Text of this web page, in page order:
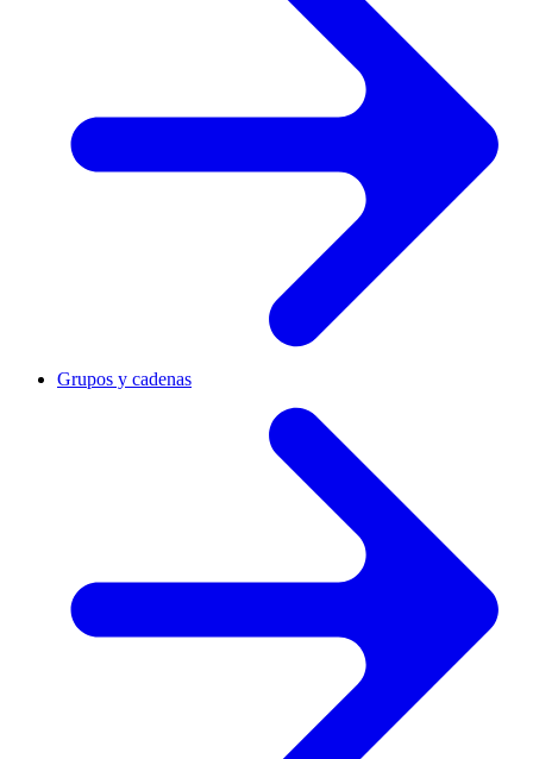
Grupos y cadenas